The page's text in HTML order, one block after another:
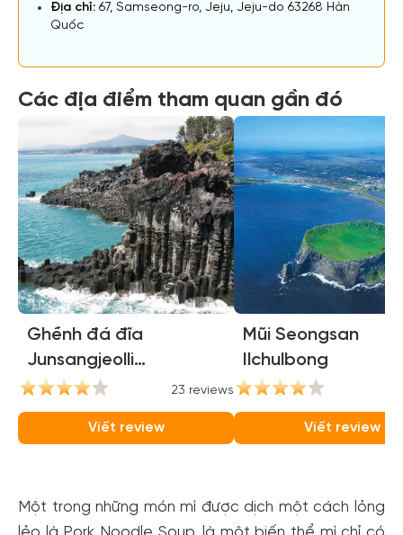
Địa chỉ: 67, Samseong-ro, Jeju, Jeju-do 63268 Hàn
Quốc
Các địa điểm tham quan gần đó
Ghềnh đá đĩa
Junsangjeolli
(Jusangjeolli Cliffs)23 reviews
Viết review
Mũi Seongsan
Ilchulbong
Viết review
Một trong những món mì được dịch một cách lỏng